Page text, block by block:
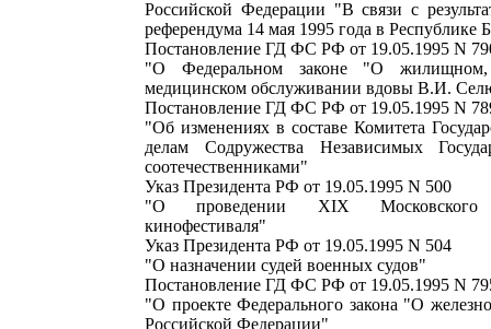
Российской Федерации "В связи с
референдума 14 мая 1995 года в Республике
Постановление ГД ФС РФ от 19.05.1995 N
"О Федеральном законе "О жилищном,
медицинском обслуживании вдовы В.И.
Постановление ГД ФС РФ от 19.05.1995 N
"Об изменениях в составе Комитета
делам Содружества Независимых
соотечественниками"
Указ Президента РФ от 19.05.1995 N 500
"О проведении XIX Московского
кинофестиваля"
Указ Президента РФ от 19.05.1995 N 504
"О назначении судей военных судов"
Постановление ГД ФС РФ от 19.05.1995 N
"О проекте Федерального закона "О
Российской Федерации"